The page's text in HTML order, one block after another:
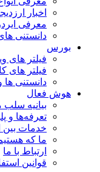
اخبار
معرفی
دانستنی
بورس
فیلتر های
فیلتر های
دانستنی ها
هوش فعال
بیانیه
تعرفه‌ها و
خدمات بین
ما که
ارتباط با ما
قوانین